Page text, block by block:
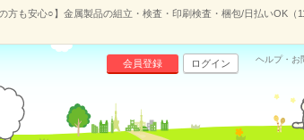
の方も安心○】金属製品の組立・検査・印刷検査・梱包/日払いOK（
会員登録 ログイン ヘルプ・お